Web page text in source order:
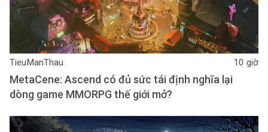
TieuManThau 10 giờ
MetaCene: Ascend có đủ sức tái định nghĩa lại
dòng game MMORPG thế giới mở?